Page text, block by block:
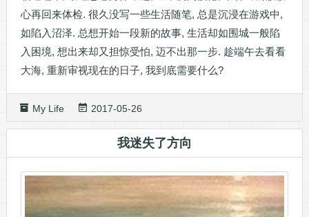
心再回来体检. 很久没写一些生活随笔, 总是沉浸在游戏中,
如陷入沼泽. 总想开始一段新的故事, 生活却如围城一般陷
入困境, 想出来却又担惊受怕, 迈不出那一步. 趁端午去看看
大海, 重新审视现在的日子, 我到底需要什么?
My Life 2017-05-26
我迷失了方向